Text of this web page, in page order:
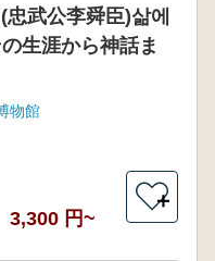
武公李舜臣)삶에
生涯から神話ま
物館
3,300 円~
＋